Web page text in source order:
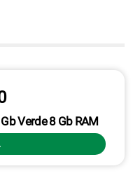
Verde 8 Gb RAM